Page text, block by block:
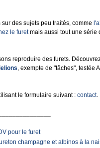
des sujets peu traités, comme
le furetmais aussi tout une série
reproduire des furets.
, exempte de "tâches", testée
le formulaire suivant : contact.
pour le furet
champagne et albinos à la